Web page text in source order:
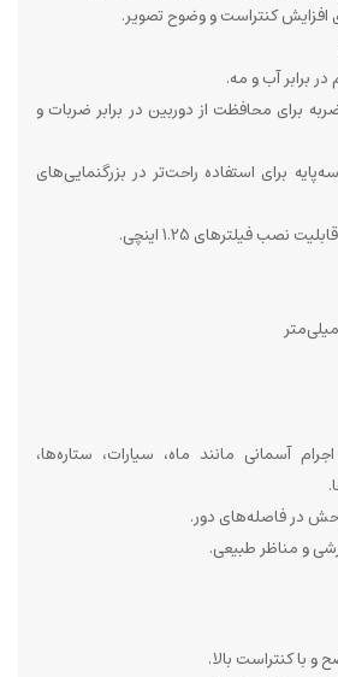
برابر آب و مه.
برای محافظت از دوربین در برابر ضربات و
برای استفاده راحت‌تر در بزرگنمایی‌های
نصب فیلترهای 1.25 اینچی.
آسمانی مانند ماه، سیارات، ستاره‌ها،
در فاصله‌های دور.
و مناظر طبیعی.
و با کنتراست بالا.